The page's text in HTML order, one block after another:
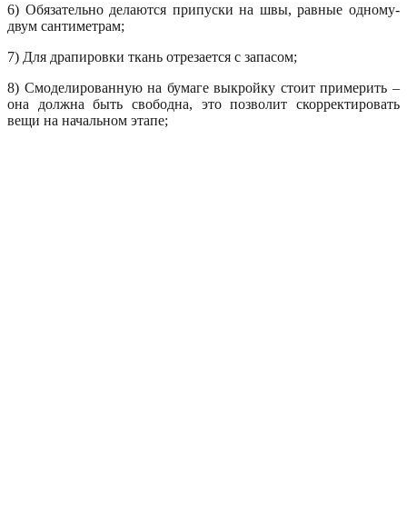
6) Обязательно делаются припуски на швы, равные одному-
двум сантиметрам;
7) Для драпировки ткань отрезается с запасом;
8) Смоделированную на бумаге выкройку стоит примерить –
она должна быть свободна, это позволит скорректировать
вещи на начальном этапе;